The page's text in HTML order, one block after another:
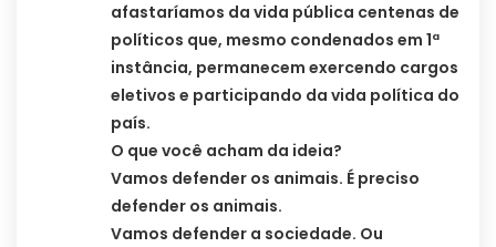
afastaríamos da vida pública centenas de
políticos que, mesmo condenados em 1ª
instância, permanecem exercendo cargos
eletivos e participando da vida política do
país.
O que você acham da ideia?
Vamos defender os animais. É preciso
defender os animais.
Vamos defender a sociedade. Ou